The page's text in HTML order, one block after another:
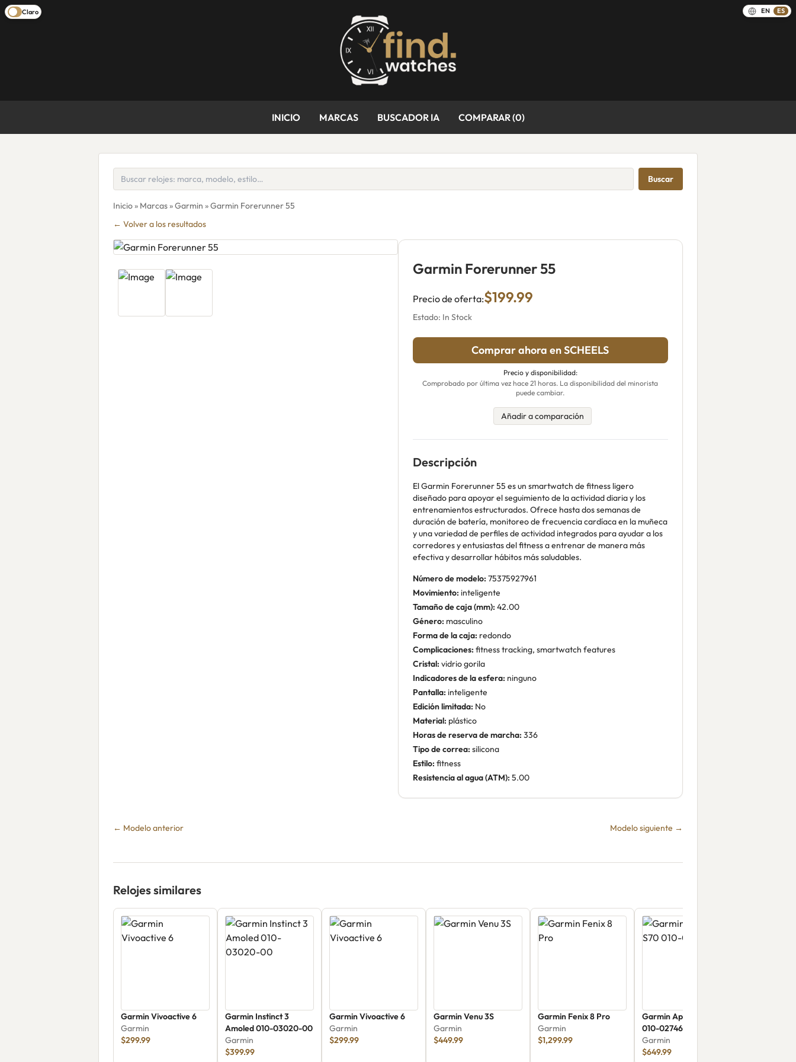
Claro EN ES
INICIO MARCAS BUSCADOR IA COMPARAR (0)
Buscar
Inicio» Marcas»Garmin » Garmin Forerunner 55
← Volver a los resultados
Garmin Forerunner 55
Precio de oferta:$199.99
Estado: In Stock
Comprar ahora en SCHEELS
Precio y disponibilidad:
Comprobado por última vez hace 21 horas. La disponibilidad del minorista
puede cambiar.
Añadir a comparación
Descripción
El Garmin Forerunner 55 es un smartwatch de fitness ligero
diseñado para apoyar el seguimiento de la actividad diaria y los
entrenamientos estructurados. Ofrece hasta dos semanas de
duración de batería, monitoreo de frecuencia cardíaca en la muñeca
y una variedad de perfiles de actividad integrados para ayudar a los
corredores y entusiastas del fitness a entrenar de manera más
efectiva y desarrollar hábitos más saludables.
Número de modelo: 75375927961
Movimiento: inteligente
Tamaño de caja (mm): 42.00
Género: masculino
Forma de la caja: redondo
Complicaciones: fitness tracking, smartwatch features
Cristal: vidrio gorila
Indicadores de la esfera: ninguno
Pantalla: inteligente
Edición limitada: No
Material: plástico
Horas de reserva de marcha: 336
Tipo de correa: silicona
Estilo: fitness
Resistencia al agua (ATM): 5.00
← Modelo anterior Modelo siguiente →
Relojes similares
Garmin Vivoactive 6
Garmin
$299.99
Garmin Instinct 3
Amoled 010-03020-00
Garmin
$399.99
Garmin Vivoactive 6
Garmin
$299.99
Garmin Venu 3S
Garmin
$449.99
Garmin Fenix 8 Pro
Garmin
$1,299.99
Garmin Approach S70
010-02746-01
Garmin
$649.99